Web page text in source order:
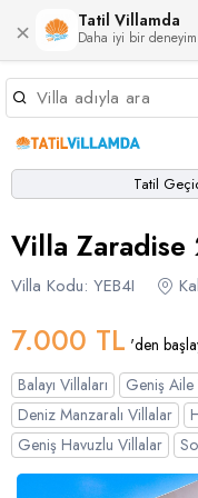
× Tatil Villamda
Daha iyi bir
Hakkımızda
Bölgeler
Bölgeler
Bodrum
Turgutreis
Çeşme
Alaçatı
Germiyan
Dalaman
Dalyan
Çalış
Çamköy
Çatalarık
Çiftlik
Eldirek
Bornova
Akbel
Bezirgan
Çavdır
Çayköy
Hacıoğlan
Ağullu
Bayındır
Çukurbağ
Gökçeören
Gökseki
Çamlı
Selimiye
Boğaziçi
Eşen
Karadere
Yakabağ
Villa
Villa
Balayı Villaları
Çift Jakuzili
Çocuk Havuzlu
Çocuk Oyun
Blog
Tatil
Villa Zaradise
Villa Kodu: YEB4I
7.000 TL 'den
Balayı Villaları
Geniş Aile
Deniz Manzaralı Villalar
Geniş Havuzlu Villalar
Dil Seçiniz
German
Kur Seçiniz
Türk Lirası
TRY- TL
GBP- £
Favorilerim
Müsaitlik Takvimi
Müsaitlik Takvimi